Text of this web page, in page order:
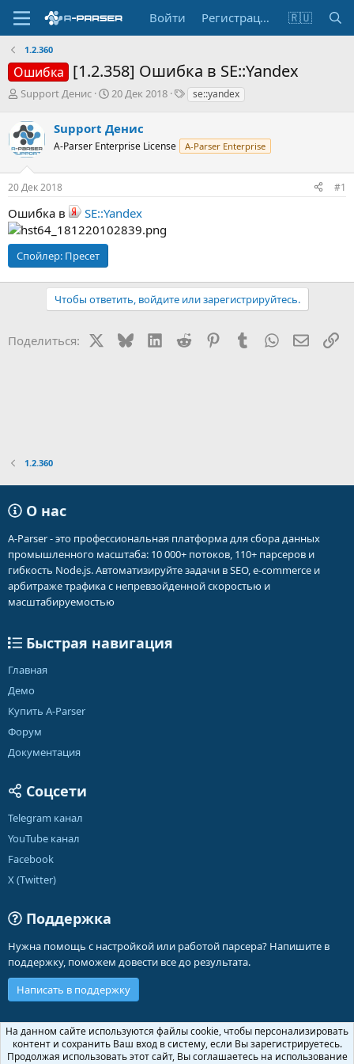
Войти Регистрация 🇷🇺
1.2.360
Ошибка [1.2.358] Ошибка в SE::Yandex
А
т
о
р
е
м
Support Денис
Д
а
н
ч
а
20 Дек 2018
Т
и
se::yandex
Support Денис
A-Parser Enterprise License A-Parser Enterprise
20 Дек 2018 #1
Ошибка в SE::Yandex
Спойлер: Пресет
Чтобы ответить, войдите или зарегистрируйтесь.
Поделиться: BlueskyLinkedIn
Reddit PinterestTumblr WhatsApp
1.2.360
О нас
A-Parser - это профессиональная платформа для сбора данных
промышленного масштаба: 10 000+ потоков, 110+ парсеров и
гибкость Node.js. Автоматизируйте задачи в SEO, e-commerce и
арбитраже трафика с непревзойденной скоростью и
масштабируемостью
Быстрая навигация
Главная
Демо
Купить A-Parser
Форум
Документация
Соцсети
Telegram канал
YouTube канал
Facebook
X (Twitter)
Поддержка
Нужна помощь с настройкой или работой парсера? Напишите в
поддержку, поможем довести все до результата.
Написать в поддержку
Russian (RU)
Обратная связь
Условия и правила
На данном сайте используются файлы cookie, чтобы персонализировать
контент и сохранить Ваш вход в систему, если Вы зарегистрируетесь.
Продолжая использовать этот сайт, Вы соглашаетесь на использование